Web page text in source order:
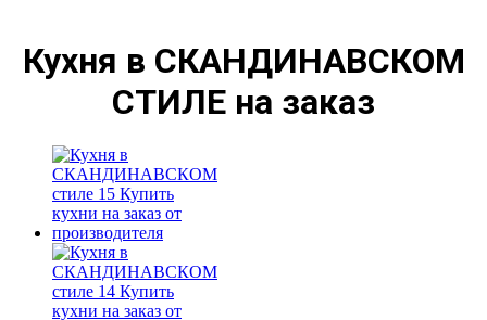
Кухня в СКАНДИНАВСКОМ
СТИЛЕ на заказ